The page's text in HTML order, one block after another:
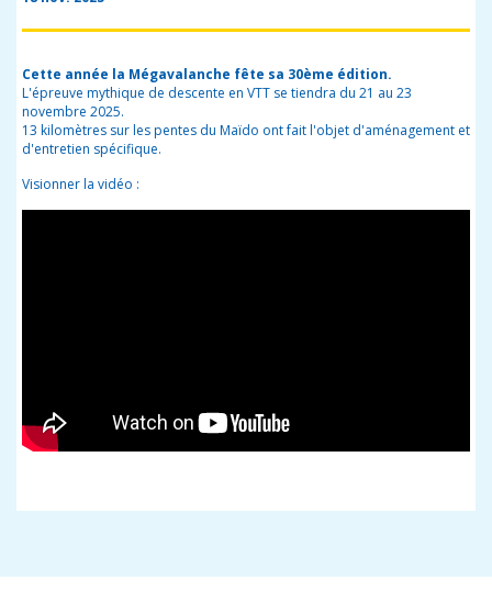
Cette année la Mégavalanche fête sa 30ème édition.
L'épreuve mythique de descente en VTT se tiendra du 21 au 23
novembre 2025.
13 kilomètres sur les pentes du Maïdo ont fait l'objet d'aménagement et
d'entretien spécifique.
Visionner la vidéo :